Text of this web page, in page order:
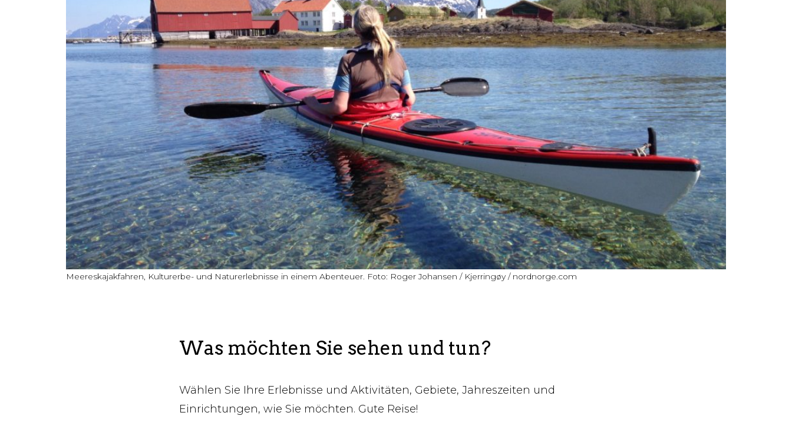
Meereskajakfahren, Kulturerbe- und Naturerlebnisse in einem Abenteuer. Foto: Roger Johansen / Kjerringøy / nordnorge.com
Was möchten Sie sehen und tun?
Wählen Sie Ihre Erlebnisse und Aktivitäten, Gebiete, Jahreszeiten und
Einrichtungen, wie Sie möchten. Gute Reise!